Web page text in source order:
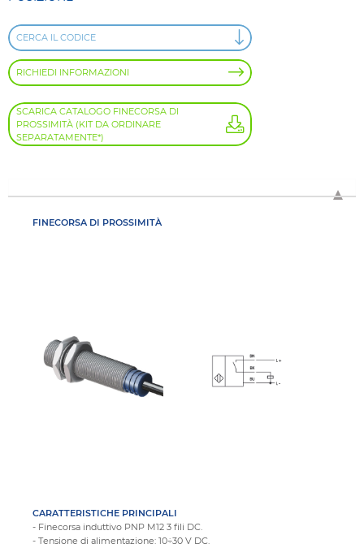
CERCA IL CODICE
RICHIEDI INFORMAZIONI
SCARICA CATALOGO FINECORSA DI
PROSSIMITÀ (KIT DA ORDINARE
SEPARATAMENTE*)
FINECORSA DI PROSSIMITÀ
CARATTERISTICHE PRINCIPALI
- Finecorsa induttivo PNP M12 3 fili DC.
- Tensione di alimentazione: 10÷30 V DC.